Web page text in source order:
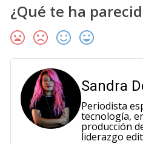
¿Qué te ha
Sandra
Periodista
tecnología,
producción
liderazgo